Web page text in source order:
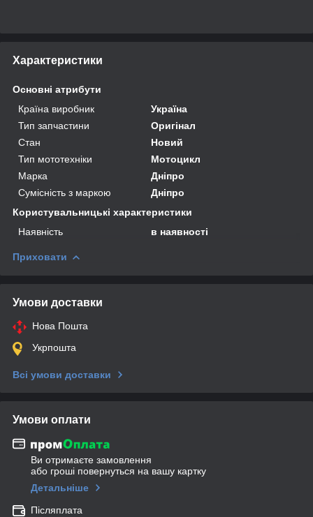
Характеристики
Основні атрибути
Країна виробник
Україна
Тип запчастини
Оригінал
Стан
Новий
Тип мототехніки
Мотоцикл
Марка
Дніпро
Сумісність з маркою
Дніпро
Користувальницькі характеристики
Наявність
в наявності
Приховати
Умови доставки
Нова Пошта
Укрпошта
Всі умови доставки
Умови оплати
Ви отримаєте замовлення
або гроші повернуться на вашу картку
Детальніше
Післяплата